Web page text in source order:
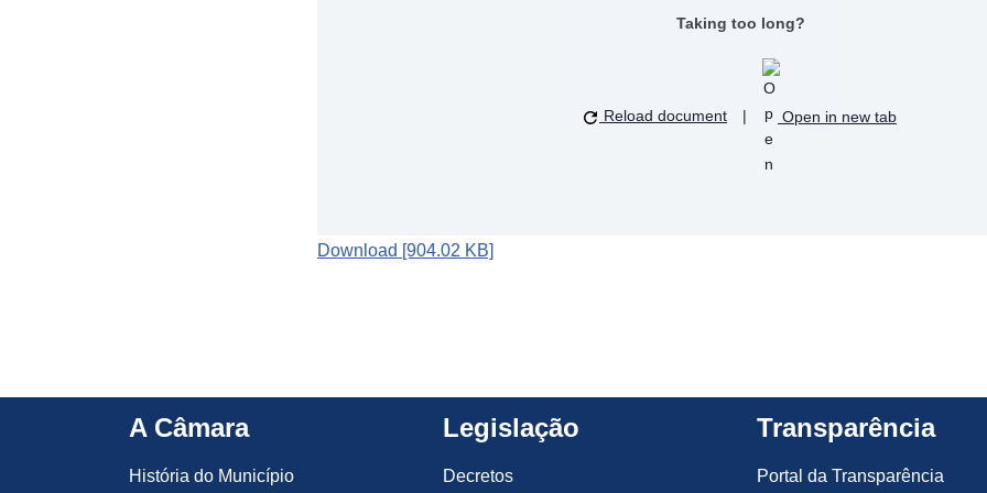
Taking too long?
Reload document | Open in new tab
Download [904.02 KB]
A Câmara
História do Município
Legislação
Decretos
Transparência
Portal da Transparência